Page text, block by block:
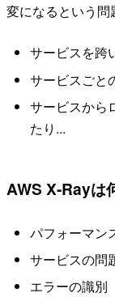
変になるという問
サービスを跨
サービスごと
サービスから
たり...
AWS X-Rayは
パフォーマン
サービスの問
エラーの識別